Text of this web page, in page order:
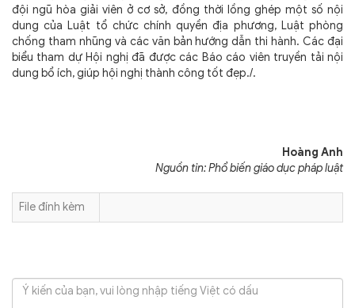
đội ngũ hòa giải viên ở cơ sở, đồng thời lồng ghép một số nội
dung của Luật tổ chức chính quyền địa phương, Luật phòng
chống tham nhũng và các văn bản hướng dẫn thi hành. Các đại
biểu tham dự Hội nghị đã được các Báo cáo viên truyền tải nội
dung bổ ích, giúp hội nghị thành công tốt đẹp./.
Hoàng Anh
Nguồn tin: Phổ biến giáo dục pháp luật
File đính kèm